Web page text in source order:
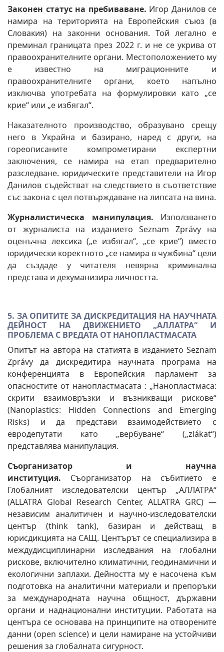
Законен статус на пребиваване. Игор Данилов се
намира на територията на Европейския съюз (в
Словакия) на законни основания. Той легално е
преминал границата през 2022 г. и не се укрива от
правоохранителните органи. Местоположението му
е известно на миграционните и
правоохранителните органи, което напълно
изключва употребата на формулировки като „се
крие“ или „е избягал“.
Наказателното производство, образувано срещу
него в Украйна и базирано, наред с други, на
гореописаните компрометирани експертни
заключения, се намира на етап предварително
разследване. юридическите представители на Игор
Данилов съдействат на следствието в съответствие
със закона с цел потвърждаване на липсата на вина.
Журналистическа манипулация. Използването
от журналиста на изданието Seznam Zprávy на
оценъчна лексика („е избягал“, „се крие“) вместо
юридически коректното „се намира в чужбина“ цели
да създаде у читателя невярна криминална
представа и дехуманизира личността.
5. ЗА ОПИТИТЕ ЗА ДИСКРЕДИТАЦИЯ НА НАУЧНАТА
ДЕЙНОСТ НА ДВИЖЕНИЕТО „АЛЛАТРА“ И
ПРОБЛЕМА С ВРЕДАТА ОТ НАНОПЛАСТМАСАТА
Опитът на автора на статията в изданието Seznam
Zprávy да дискредитира научната програма на
конференцията в Европейския парламент за
опасностите от нанопластмасата : „Нанопластмаса:
скрити взаимовръзки и възникващи рискове“
(Nanoplastics: Hidden Connections and Emerging
Risks) и да представи взаимодействието с
евродепутати като „вербуване“ („zlákat“)
представлява манипулация.
Съорганизатор и научна
институция. Съорганизатор на събитието е
Глобалният изследователски център „АЛЛАТРА“
(ALLATRA Global Research Center, ALLATRA GRC) —
независим аналитичен и научно-изследователски
център (think tank), базиран и действащ в
юрисдикцията на САЩ. Центърът се специализира в
междудисциплинарни изследвания на глобални
рискове, включително климатични, геодинамични и
екологични заплахи. Дейността му е насочена към
подготовка на аналитични материали и препоръки
за международната научна общност, държавни
органи и наднационални институции. Работата на
центъра се основава на принципите на отворените
данни (open science) и цели намиране на устойчиви
решения за глобалната сигурност.